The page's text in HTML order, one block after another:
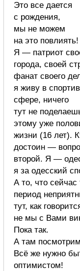
Это все дается
с рождения,
мы не можем
на это
Я — патриот
города, своей
фанат своего
я живу в
сфере, ничего
тут не
этому уже
жизни (16 лет).
достоин —
второй. Я —
я за одесский
А то, что сейчас
период
тут, как
не мы с Вами
Пока так.
А там
Всё же нужно
оптимистом!